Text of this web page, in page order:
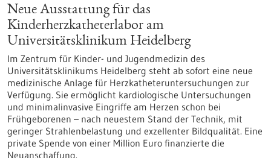
Neue Ausstattung für das
Kinderherzkatheterlabor am
Universitätsklinikum Heidelberg
Im Zentrum für Kinder- und Jugendmedizin des
Universitätsklinikums Heidelberg steht ab sofort eine neue
medizinische Anlage für Herzkatheteruntersuchungen zur
Verfügung. Sie ermöglicht kardiologische Untersuchungen
und minimalinvasive Eingriffe am Herzen schon bei
Frühgeborenen – nach neuestem Stand der Technik, mit
geringer Strahlenbelastung und exzellenter Bildqualität. Eine
private Spende von einer Million Euro finanzierte die
Neuanschaffung.